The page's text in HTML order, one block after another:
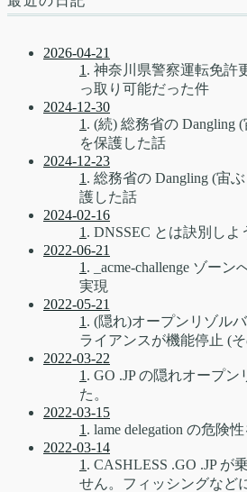
2026-04-21
1 . 神奈川県警察運転免許
っ取り可能だった件
2024-12-30
1 . (続) 総務省の Dangling
を保護した話
2024-12-23
1 . 総務省の Dangling (宙
護した話
2024-02-16
1 . DNSSEC とは訣別しよ
2022-06-21
1 . _acme-challenge ゾー
実現
2022-05-21
1 . (隠れ)オープンリゾル
ライアンスが機能停止 (
2022-03-22
1 . GO .JP の隠れオープ
た。
2022-03-15
1 . lame delegation の危険
2022-03-14
1 . CASHLESS .GO .JP が
せん。フィッシングなど